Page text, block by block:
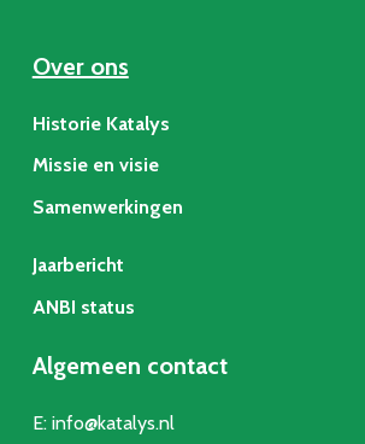
Over ons
Historie Katalys
Missie en visie
Samenwerkingen
Jaarbericht
ANBI status
Algemeen contact
E: info@katalys.nl